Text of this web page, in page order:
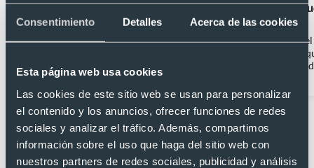
Consentimiento Detalles Acerca de las cookies
Esta página web usa cookies
Las cookies de este sitio web se usan para personalizar
el contenido y los anuncios, ofrecer funciones de redes
sociales y analizar el tráfico. Además, compartimos
información sobre el uso que haga del sitio web con
nuestros partners de redes sociales, publicidad y análisis
Merchandising para ferias: ideas para
que tu stand no pase desapercibido
Participar en ferias comerciales es una
empresas aumenten su visibilidad, atraigan
nuevos clientes y generen leads. Sin
embargo, destacar entre la multitud no es
para ferias puede ayudarte a captar la
atención de los asistentes y hacer que tu
stand sea memorable.
Leer artículo
Marketing de
convencional
En la actualidad,
de publicidad, lo
marca o empresa
de guerrilla surge
innovadora para
público de
Descubre qué es
cuáles son sus
1/2
Más categorías de regalos publicitarios para
empresas